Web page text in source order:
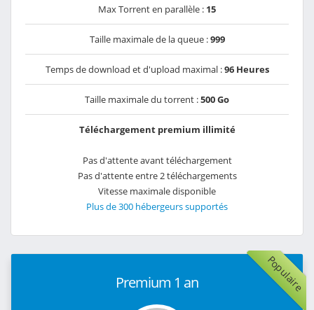
Max Torrent en parallèle : 15
Taille maximale de la queue :999
Temps de download et d'upload maximal :96 Heures
Taille maximale du torrent :500 Go
Téléchargement premium illimité
Pas d'attente avant téléchargement
Pas d'attente entre 2 téléchargements
Vitesse maximale disponible
Plus de 300 hébergeurs supportés
Populaire
Premium 1 an